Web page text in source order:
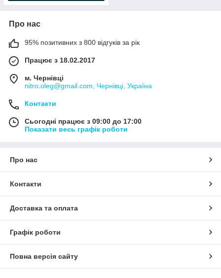
Про нас
95% позитивних з 800 відгуків за рік
Працює з 18.02.2017
м. Чернівці
nitro.oleg@gmail.com, Чернівці, Україна
Контакти
Сьогодні працює з 09:00 до 17:00
Показати весь графік роботи
Про нас
Контакти
Доставка та оплата
Графік роботи
Повна версія сайту